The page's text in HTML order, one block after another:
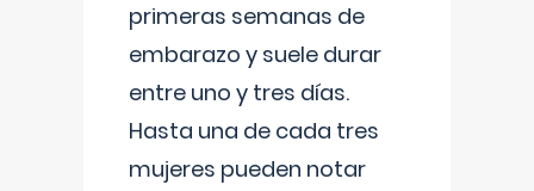
primeras semanas de
embarazo y suele durar
entre uno y tres días.
Hasta una de cada tres
mujeres pueden notar